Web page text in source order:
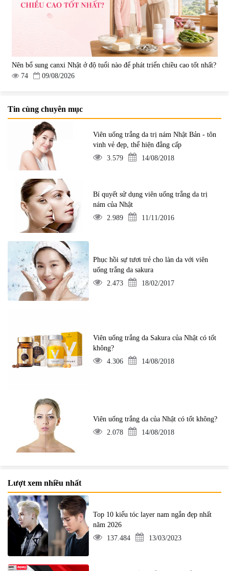
Nên bổ sung canxi Nhật ở độ tuổi nào để phát triển chiều cao tốt nhất?
74
09/08/2026
Tin cùng chuyên mục
Viên uống trắng da trị nám Nhật Bản - tôn
vinh vẻ đẹp, thể hiện đẳng cấp
3.579
14/08/2018
Bí quyết sử dụng viên uống trắng da trị
nám của Nhật
2.989
11/11/2016
Phục hồi sự tươi trẻ cho làn da với viên
uống trắng da sakura
2.473
18/02/2017
Viên uống trắng da Sakura của Nhật có tốt
không?
4.306
14/08/2018
Viên uống trắng da của Nhật có tốt không?
2.078
14/08/2018
Lượt xem nhiều nhất
Top 10 kiểu tóc layer nam ngắn đẹp nhất
năm 2026
137.484
13/03/2023